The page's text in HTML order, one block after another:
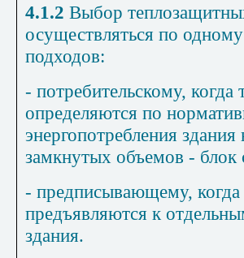
4.1.2 Выбор
осуществляться по
подходов:
- потребительскому,
определяются по
энергопотребления
замкнутых объемов - блок
- предписывающему,
предъявляются к
здания.